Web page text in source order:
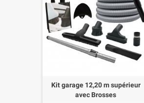
Kit garage 12,20 m supérieur
avec Brosses